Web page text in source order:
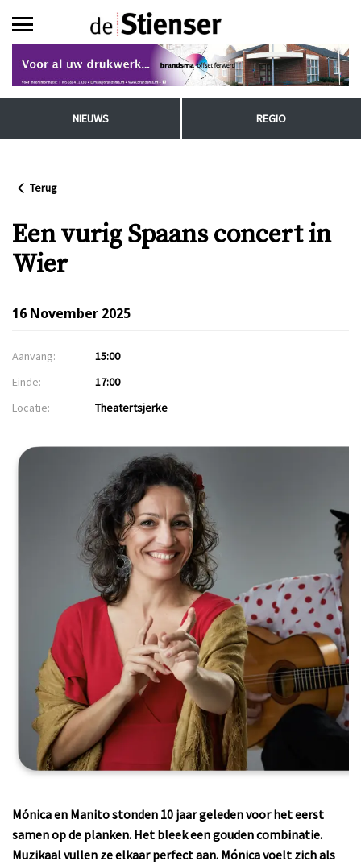
NIEUWS REGIO
Terug
Een vurig Spaans concert in
Wier
16 November 2025
Aanvang:
15:00
Einde:
17:00
Locatie:
Theatertsjerke
Mónica en Manito stonden 10 jaar geleden voor het eerst
samen op de planken. Het bleek een gouden combinatie.
Muzikaal vullen ze elkaar perfect aan. Mónica voelt zich als